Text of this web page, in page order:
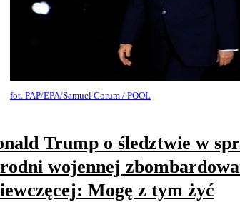
fot. PAP/EPA/Samuel Corum / POOL
Trump o śledztwie w
wojennej
Mogę z tym żyć